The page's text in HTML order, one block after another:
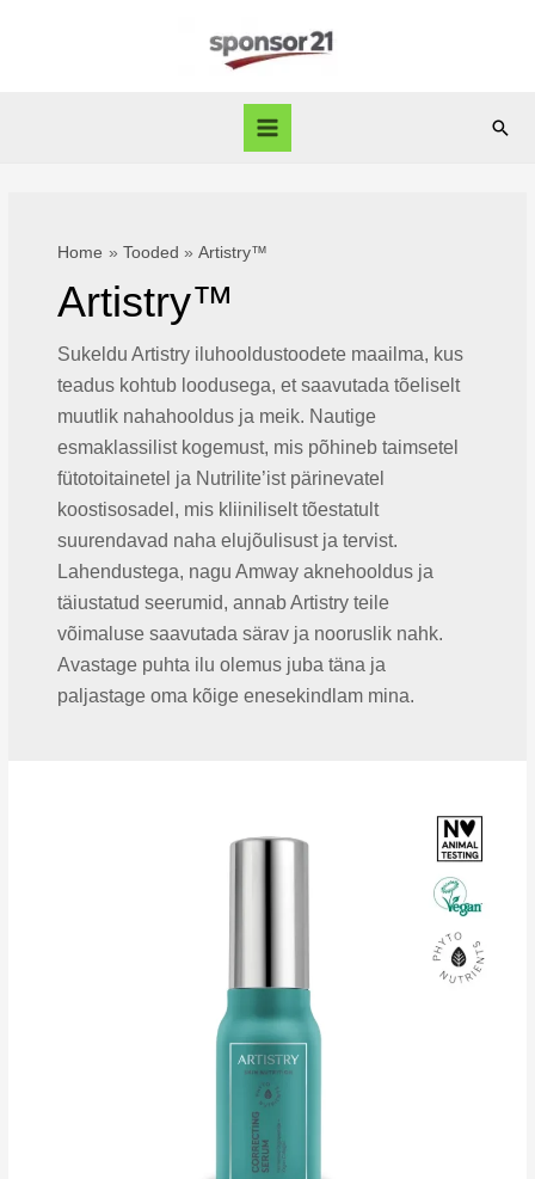
Main
Home Tooded Artistry™
Artistry™
Sukeldu Artistry iluhooldustoodete maailma, kus
teadus kohtub loodusega, et saavutada tõeliselt
muutlik nahahooldus ja meik. Nautige
esmaklassilist kogemust, mis põhineb taimsetel
fütotoitainetel ja Nutrilite’ist pärinevatel
koostisosadel, mis kliiniliselt tõestatult
suurendavad naha elujõulisust ja tervist.
Lahendustega, nagu Amway aknehooldus ja
täiustatud seerumid, annab Artistry teile
võimaluse saavutada särav ja nooruslik nahk.
Avastage puhta ilu olemus juba täna ja
paljastage oma kõige enesekindlam mina.